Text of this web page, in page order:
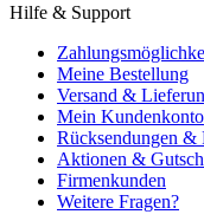
Hilfe & Support
Meine Bestellung
Versand &
Mein Kundenkonto
Rücksendungen &
Aktionen &
Firmenkunden
Weitere Fragen?